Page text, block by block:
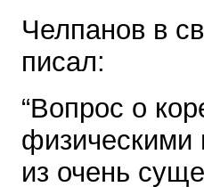
Челпанов в
писал:
“Вопрос о
физическими
из очень